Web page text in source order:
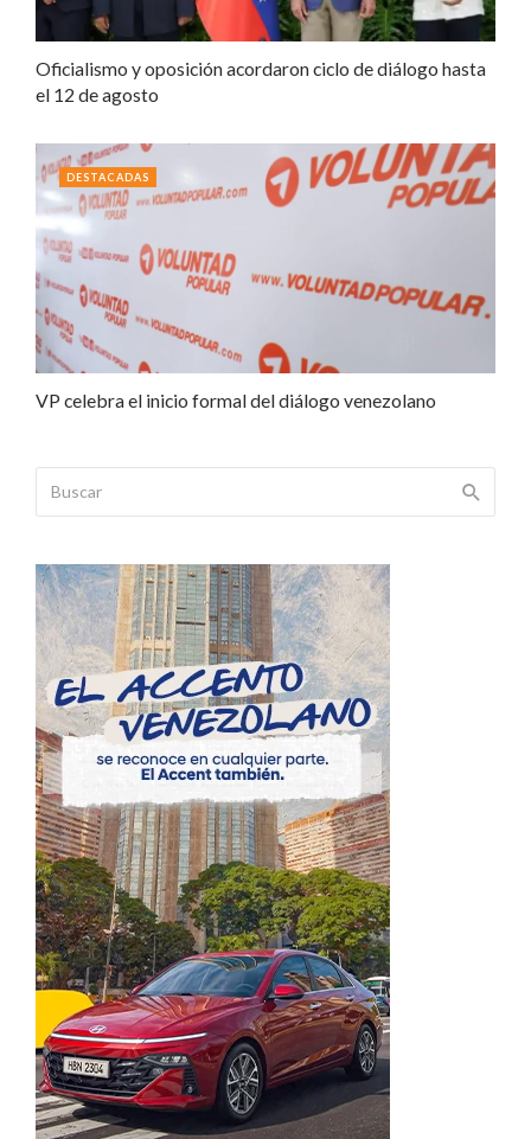
Oficialismo y oposición acordaron ciclo de diálogo hasta
el 12 de agosto
VP celebra el inicio formal del diálogo venezolano
DESTACADAS